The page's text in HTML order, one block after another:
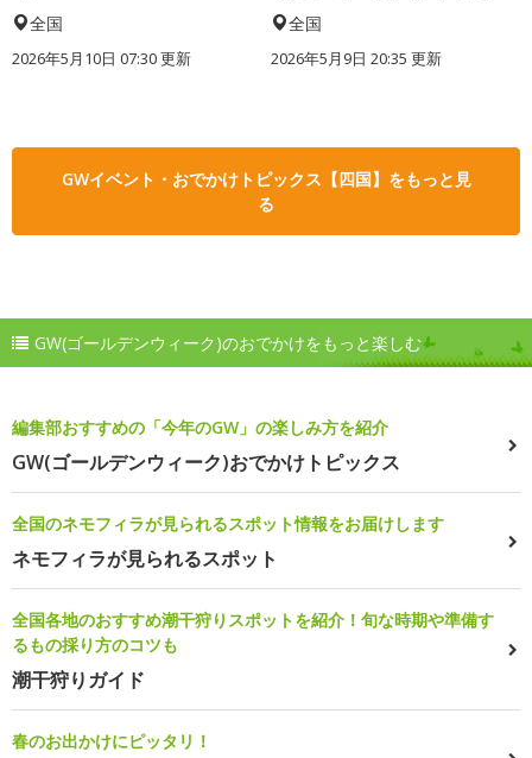
全国
2026年5月10日 07:30 更新
全国
2026年5月9日 20:35 更新
GWイベント・おでかけトピックス【四国】をもっと見
る
GW(ゴールデンウィーク)のおでかけをもっと楽しむ
編集部おすすめの「今年のGW」の楽しみ方を紹介
GW(ゴールデンウィーク)おでかけトピックス
全国のネモフィラが見られるスポット情報をお届けします
ネモフィラが見られるスポット
全国各地のおすすめ潮干狩りスポットを紹介！旬な時期や準備す
るもの採り方のコツも
潮干狩りガイド
春のお出かけにピッタリ！